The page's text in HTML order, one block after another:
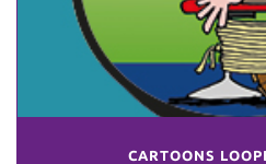
CARTOONS